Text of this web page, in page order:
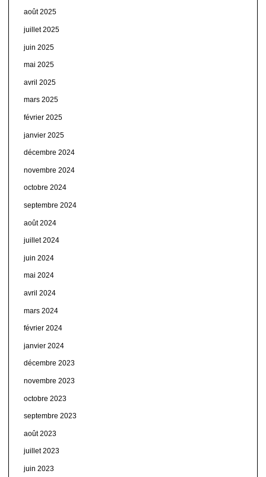
août 2025
juillet 2025
juin 2025
mai 2025
avril 2025
mars 2025
février 2025
janvier 2025
décembre 2024
novembre 2024
octobre 2024
septembre 2024
août 2024
juillet 2024
juin 2024
mai 2024
avril 2024
mars 2024
février 2024
janvier 2024
décembre 2023
novembre 2023
octobre 2023
septembre 2023
août 2023
juillet 2023
juin 2023